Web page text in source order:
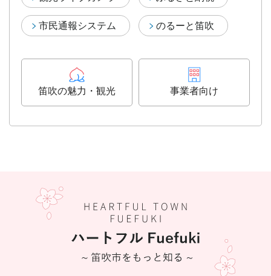
市民通報システム のるーと笛吹
笛吹の魅力・観光 事業者向け